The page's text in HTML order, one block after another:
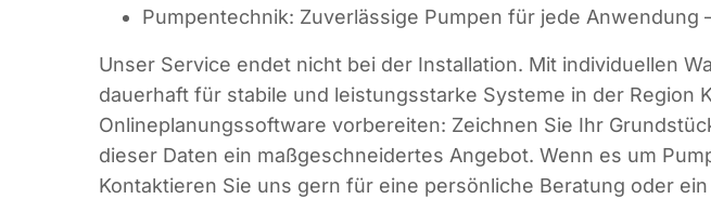
Pumpentechnik: Zuverlässige Pumpen für jede Anwendung
Unser Service endet nicht bei der Installation. Mit individuellen
dauerhaft für stabile und leistungsstarke Systeme in der
Onlineplanungssoftware vorbereiten: Zeichnen Sie Ihr
dieser Daten ein maßgeschneidertes Angebot. Wenn es um
Kontaktieren Sie uns gern für eine persönliche Beratung oder